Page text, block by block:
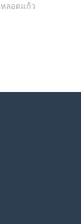
หลอดแก้ว